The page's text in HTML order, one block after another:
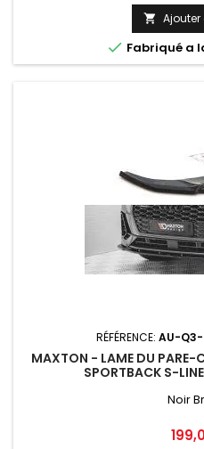

 Fabriqué a
RÉFÉRENCE: AU-Q3-
MAXTON - LAME DU
SPORTBACK S-
Noir
Prix